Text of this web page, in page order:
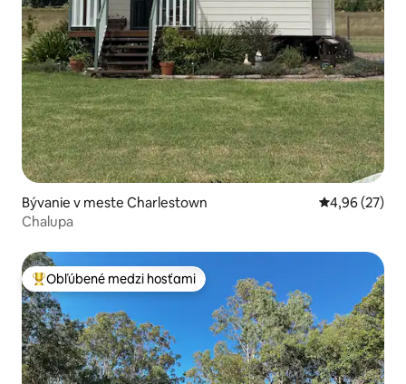
Bývanie v meste Charlestown Priemerné
4,96 (27)
Chalupa
Najobľúbenejšie medzi hosťami
Obľúbené medzi hosťami